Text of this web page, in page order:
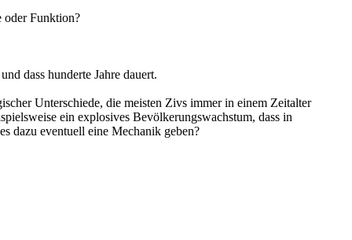
oder Funktion?
dass hunderte Jahre dauert.
Unterschiede, die meisten Zivs immer in einem Zeitalter
ein explosives Bevölkerungswachstum, dass in
dazu eventuell eine Mechanik geben?